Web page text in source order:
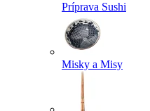
Príprava Sushi
Misky a Misy